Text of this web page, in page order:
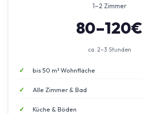
1–2 Zimmer
80–120€
ca. 2–3 Stunden
bis 50 m² Wohnfläche
Alle Zimmer & Bad
Küche & Böden